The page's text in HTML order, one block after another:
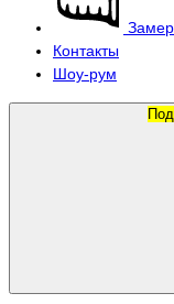
Контакты
Шоу-рум